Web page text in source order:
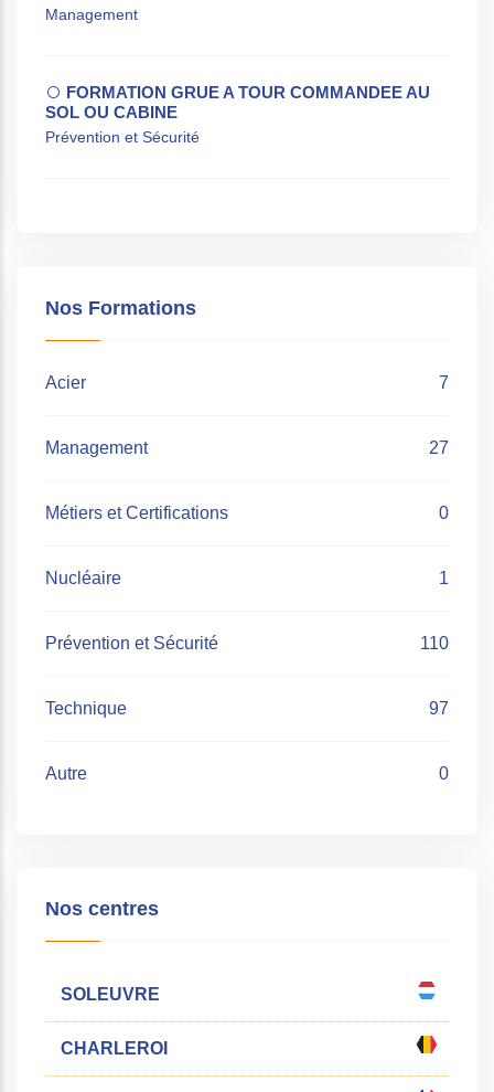
Management
FORMATION GRUE A TOUR COMMANDEE AU
SOL OU CABINE
Prévention et Sécurité
Nos Formations
Acier 7
Management 27
Métiers et Certifications 0
Nucléaire 1
Prévention et Sécurité 110
Technique 97
Autre 0
Nos centres
SOLEUVRE
CHARLEROI